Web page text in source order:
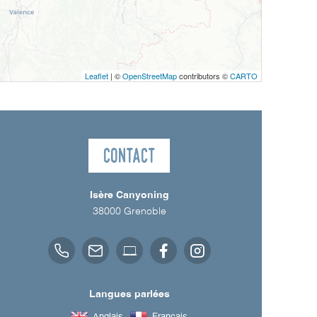
Leaflet | ©OpenStreetMapcontributors ©CARTO
Contact
Isère Canyoning
38000 Grenoble
Langues parlées